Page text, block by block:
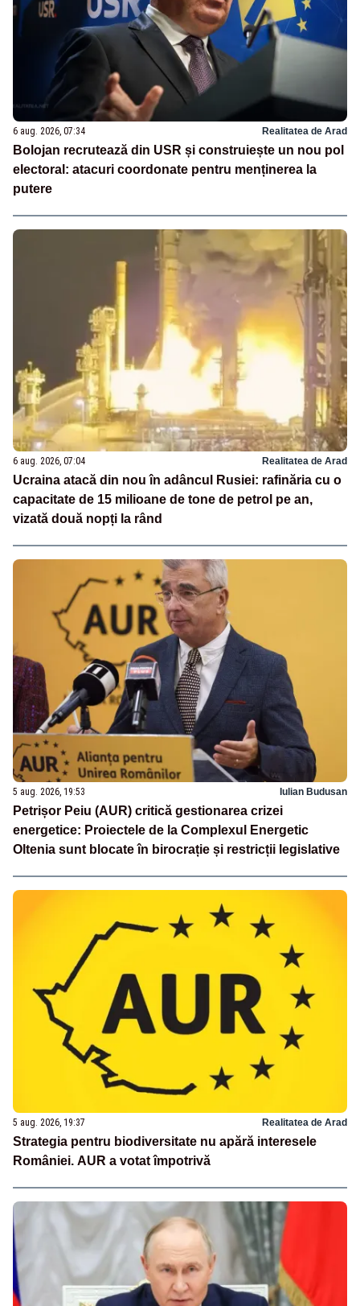
6 aug. 2026, 07:34 Realitatea de Arad
Bolojan recrutează din USR și construiește un nou pol
electoral: atacuri coordonate pentru menținerea la
putere
6 aug. 2026, 07:04 Realitatea de Arad
Ucraina atacă din nou în adâncul Rusiei: rafinăria cu o
capacitate de 15 milioane de tone de petrol pe an,
vizată două nopți la rând
5 aug. 2026, 19:53 Iulian Budusan
Petrișor Peiu (AUR) critică gestionarea crizei
energetice: Proiectele de la Complexul Energetic
Oltenia sunt blocate în birocrație și restricții legislative
5 aug. 2026, 19:37 Realitatea de Arad
Strategia pentru biodiversitate nu apără interesele
României. AUR a votat împotrivă